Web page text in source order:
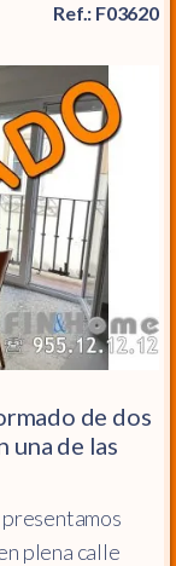
Ref.: F03620
de dos
una de las
plena calle